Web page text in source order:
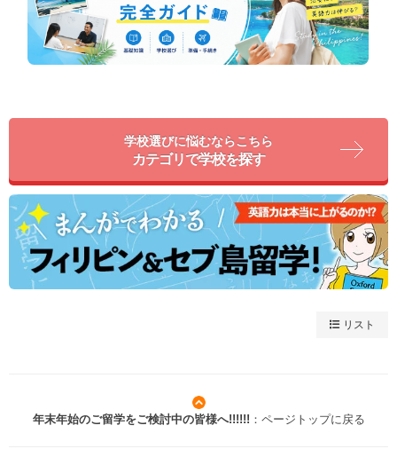
学校選びに悩むならこちら
カテゴリで学校を探す
リスト
年末年始のご留学をご検討中の皆様へ!!!!!! ：ページトップに戻る